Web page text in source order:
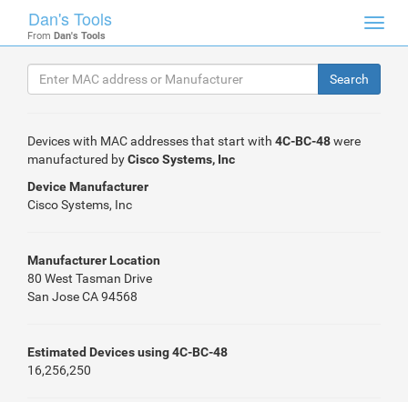
Dan's Tools
From Dan's Tools
Devices with MAC addresses that start with 4C-BC-48were
manufactured byCisco Systems, Inc
Device Manufacturer
Cisco Systems, Inc
Manufacturer Location
80 West Tasman Drive
San Jose CA 94568
Estimated Devices using 4C-BC-48
16,256,250